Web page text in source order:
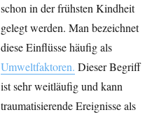
schon in der frühsten Kindheit
gelegt werden. Man bezeichnet
diese Einflüsse häufig als
Umweltfaktoren. Dieser Begriff
ist sehr weitläufig und kann
traumatisierende Ereignisse als